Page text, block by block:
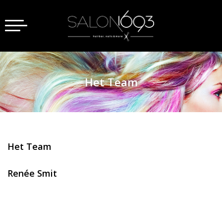
Toggle
Het Team
Het Team
Renée Smit